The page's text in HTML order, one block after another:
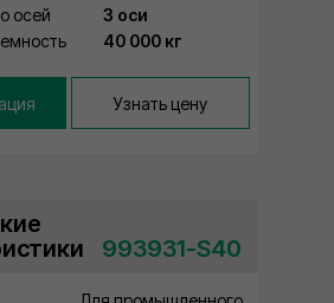
Узнать цену
осей
3 оси
40 000 кг
⠀993931-S40